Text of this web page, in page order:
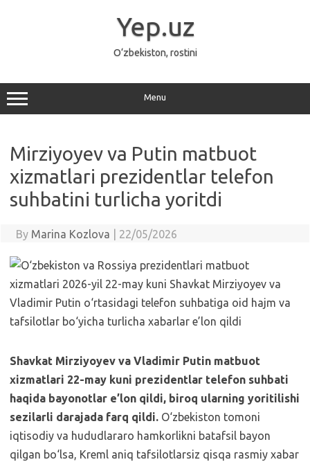
Yep.uz
O‘zbekiston, rostini
Menu
Mirziyoyev va Putin matbuot
xizmatlari prezidentlar telefon
suhbatini turlicha yoritdi
By Marina Kozlova 22/05/2026
Shavkat Mirziyoyev va Vladimir Putin matbuot
xizmatlari 22-may kuni prezidentlar telefon suhbati
haqida bayonotlar e’lon qildi, biroq ularning yoritilishi
sezilarli darajada farq qildi. O‘zbekiston tomoni
iqtisodiy va hududlararo hamkorlikni batafsil bayon
qilgan bo‘lsa, Kreml aniq tafsilotlarsiz qisqa rasmiy xabar